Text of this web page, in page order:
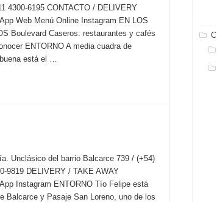
4300-6195 CONTACTO / DELIVERY
Web Menú Online Instagram EN LOS
Boulevard Caseros: restaurantes y cafés
ENTORNO A media cuadra de
está el …
Unclásico del barrio Balcarce 739 / (+54)
9819 DELIVERY / TAKE AWAY
Instagram ENTORNO Tío Felipe está
Balcarce y Pasaje San Loreno, uno de los